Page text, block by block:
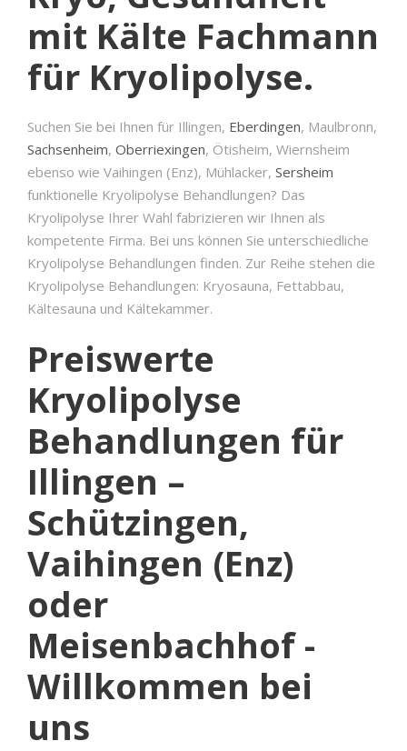
mit Kälte Fachmann
für Kryolipolyse.
Suchen Sie bei Ihnen für Illingen, Eberdingen, Maulbronn,
Sachsenheim, Oberriexingen, Ötisheim, Wiernsheim
ebenso wie Vaihingen (Enz), Mühlacker, Sersheim
funktionelle Kryolipolyse Behandlungen? Das
Kryolipolyse Ihrer Wahl fabrizieren wir Ihnen als
kompetente Firma. Bei uns können Sie unterschiedliche
Kryolipolyse Behandlungen finden. Zur Reihe stehen die
Kryolipolyse Behandlungen: Kryosauna, Fettabbau,
Kältesauna und Kältekammer.
Preiswerte
Kryolipolyse
Behandlungen für
Illingen –
Schützingen,
Vaihingen (Enz)
oder
Meisenbachhof -
Willkommen bei
uns